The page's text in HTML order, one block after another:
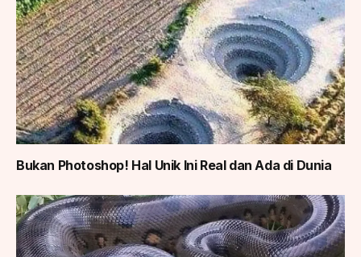
Bukan Photoshop! Hal Unik Ini Real dan Ada di Dunia